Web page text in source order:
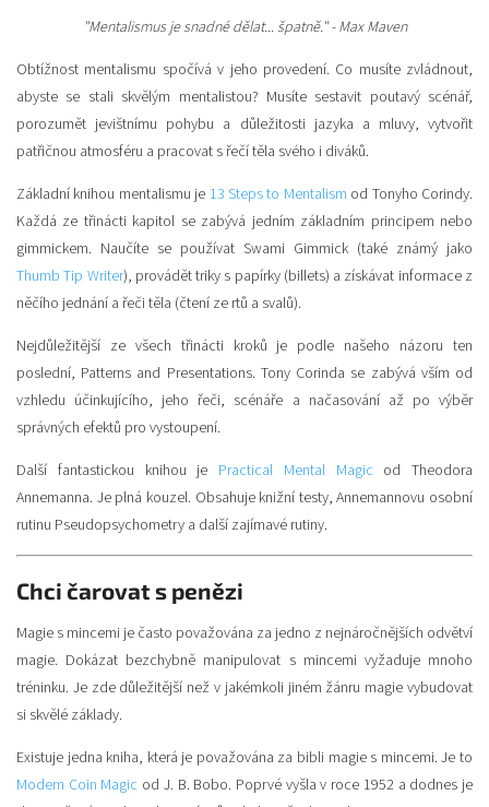
"Mentalismus je snadné dělat... špatně." - Max Maven
Obtížnost mentalismu spočívá v jeho provedení. Co musíte zvládnout,
abyste se stali skvělým mentalistou? Musíte sestavit poutavý scénář,
porozumět jevištnímu pohybu a důležitosti jazyka a mluvy, vytvořit
patřičnou atmosféru a pracovat s řečí těla svého i diváků.
Základní knihou mentalismu je 13 Steps to Mentalism od Tonyho Corindy.
Každá ze třinácti kapitol se zabývá jedním základním principem nebo
gimmickem. Naučíte se používat Swami Gimmick (také známý jako
Thumb Tip Writer), provádět triky s papírky (billets) a získávat informace z
něčího jednání a řeči těla (čtení ze rtů a svalů).
Nejdůležitější ze všech třinácti kroků je podle našeho názoru ten
poslední, Patterns and Presentations. Tony Corinda se zabývá vším od
vzhledu účinkujícího, jeho řeči, scénáře a načasování až po výběr
správných efektů pro vystoupení.
Další fantastickou knihou je Practical Mental Magic od Theodora
Annemanna. Je plná kouzel. Obsahuje knižní testy, Annemannovu osobní
rutinu Pseudopsychometry a další zajímavé rutiny.
Chci čarovat s penězi
Magie s mincemi je často považována za jedno z nejnáročnějších odvětví
magie. Dokázat bezchybně manipulovat s mincemi vyžaduje mnoho
tréninku. Je zde důležitější než v jakémkoli jiném žánru magie vybudovat
si skvělé základy.
Existuje jedna kniha, která je považována za bibli magie s mincemi. Je to
Modern Coin Magic od J. B. Bobo. Poprvé vyšla v roce 1952 a dodnes je